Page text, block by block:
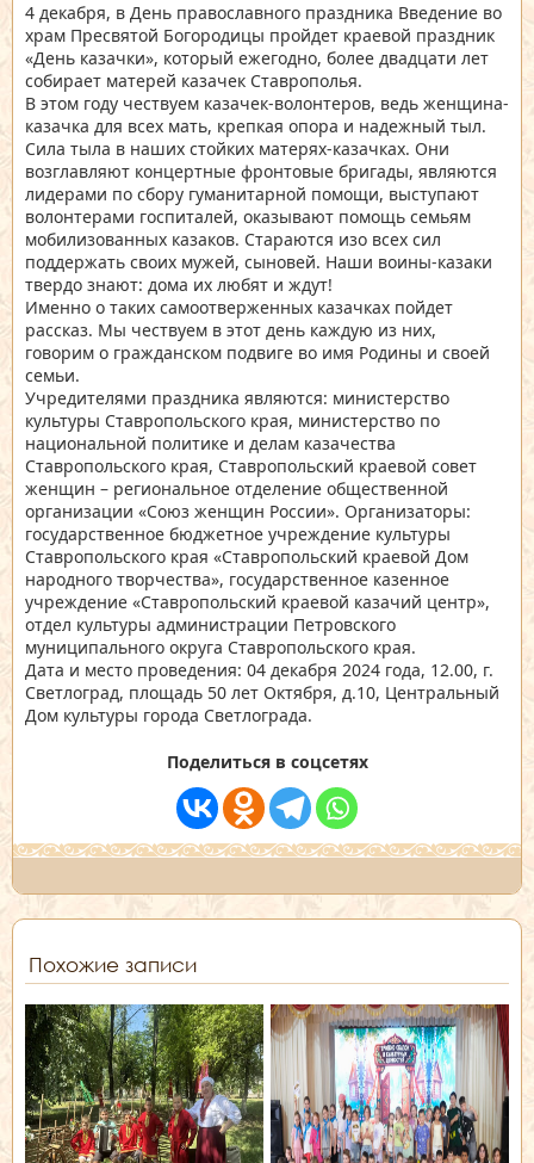
4 декабря, в День православного праздника Введение во
храм Пресвятой Богородицы пройдет краевой праздник
«День казачки», который ежегодно, более двадцати лет
собирает матерей казачек Ставрополья.
В этом году чествуем казачек-волонтеров, ведь женщина-
казачка для всех мать, крепкая опора и надежный тыл.
Сила тыла в наших стойких матерях-казачках. Они
возглавляют концертные фронтовые бригады, являются
лидерами по сбору гуманитарной помощи, выступают
волонтерами госпиталей, оказывают помощь семьям
мобилизованных казаков. Стараются изо всех сил
поддержать своих мужей, сыновей. Наши воины-казаки
твердо знают: дома их любят и ждут!
Именно о таких самоотверженных казачках пойдет
рассказ. Мы чествуем в этот день каждую из них,
говорим о гражданском подвиге во имя Родины и своей
семьи.
Учредителями праздника являются: министерство
культуры Ставропольского края, министерство по
национальной политике и делам казачества
Ставропольского края, Ставропольский краевой совет
женщин – региональное отделение общественной
организации «Союз женщин России». Организаторы:
государственное бюджетное учреждение культуры
Ставропольского края «Ставропольский краевой Дом
народного творчества», государственное казенное
учреждение «Ставропольский краевой казачий центр»,
отдел культуры администрации Петровского
муниципального округа Ставропольского края.
Дата и место проведения: 04 декабря 2024 года, 12.00, г.
Светлоград, площадь 50 лет Октября, д.10, Центральный
Дом культуры города Светлограда.
Поделиться в соцсетях
Похожие записи